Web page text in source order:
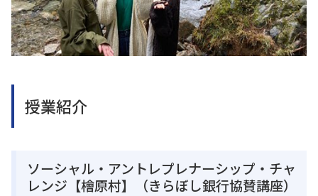
授業紹介
ソーシャル・アントレプレナーシップ・チャ
レンジ【檜原村】（きらぼし銀行協賛講座）